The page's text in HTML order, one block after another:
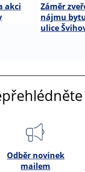
akci
Záměr
nájmu
ulice
Odběr novinek
mailem